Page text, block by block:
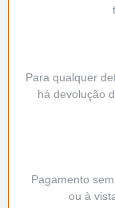
Para qualquer
há devolução
Pagamento
ou à